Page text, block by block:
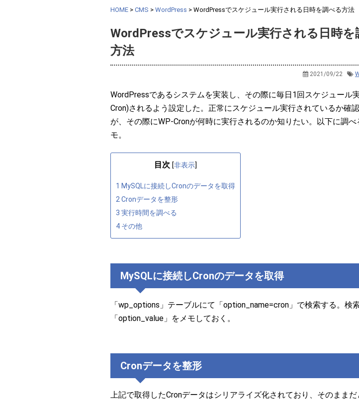
HOME > CMS > WordPress > WordPressでスケジュール実行される日時を調べる方法
WordPressでスケジュール実行される日時を
方法
2021/09/22
WordPressであるシステムを実装し、その際に毎日1回スケジュール
Cron)されるよう設定した。正常にスケジュール実行されているか確
が、その際にWP-Cronが何時に実行されるのか知りたい。以下に調べ
モ。
目次 [非表示]
1 MySQLに接続しCronのデータを取得
2Cronデータを整形
3 実行時間を調べる
4 その他
MySQLに接続しCronのデータを取得
「wp_options」テーブルにて「option_name=cron」で検索する。検
「option_value」をメモしておく。
Cronデータを整形
上記で取得したCronデータはシリアライズ化されており、そのまま